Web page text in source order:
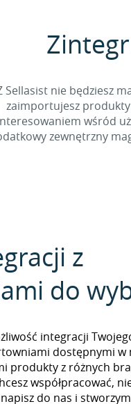
Sellasist nie będziesz
zaimportujesz
wśród
zewnętrzny
z
do
integracji
dostępnymi w
produkty z różnych
współpracować,
do nas i